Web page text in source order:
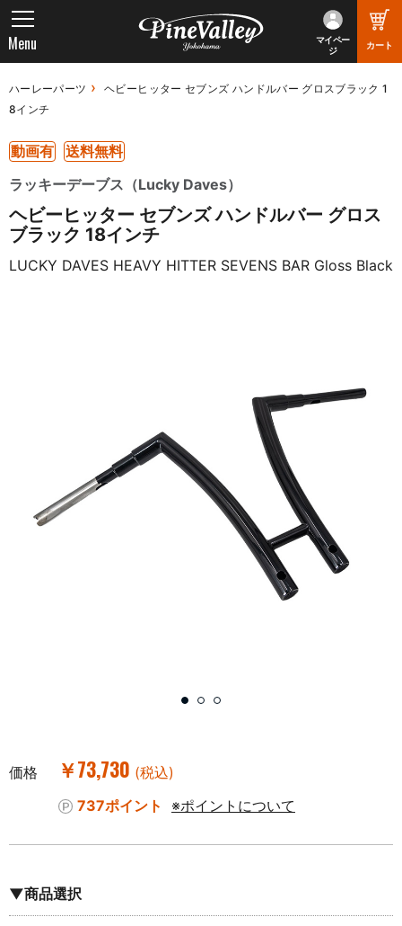
マイペー
ジ
カート
Menu
ハーレーパーツ
ヘビーヒッター セブンズ ハンドルバー グロスブラック 1
8インチ
動画有
送料無料
ラッキーデーブス（Lucky Daves）
ヘビーヒッター セブンズ ハンドルバー グロス
ブラック 18インチ
LUCKY DAVES HEAVY HITTER SEVENS BAR Gloss Black
価格 ￥73,730 (税込)
737ポイント
※ポイントについて
▼商品選択